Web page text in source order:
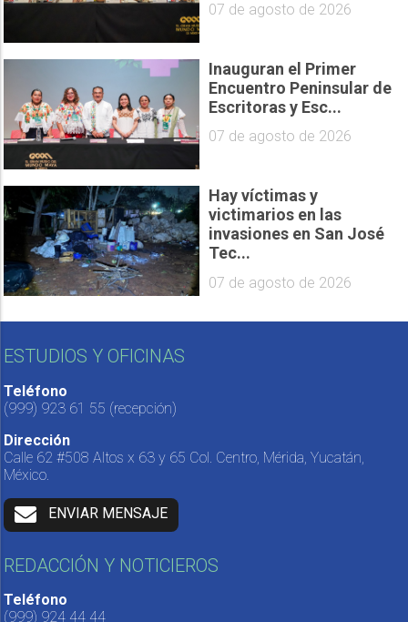
07 de agosto de 2026
Inauguran el Primer
Encuentro Peninsular de
Escritoras y Esc...
07 de agosto de 2026
Hay víctimas y
victimarios en las
invasiones en San José
Tec...
07 de agosto de 2026
ESTUDIOS Y OFICINAS
Teléfono
(999) 923 61 55 (recepción)
Dirección
Calle 62 #508 Altos x 63 y 65 Col. Centro, Mérida, Yucatán,
México.
ENVIAR MENSAJE
REDACCIÓN Y NOTICIEROS
Teléfono
(999) 924 44 44